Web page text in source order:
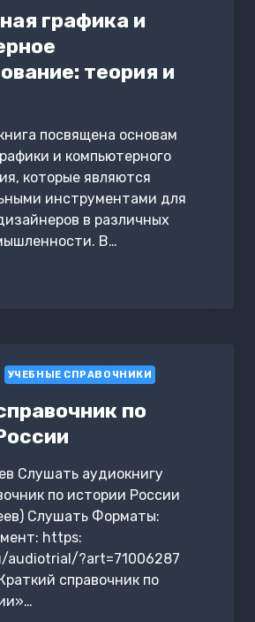
графика и
теория и
посвящена основам
и компьютерного
которые являются
инструментами для
в различных
В…
УЧЕБНЫЕ СПРАВОЧНИКИ
по
Слушать аудиокнигу
по истории России
Слушать Форматы:
https:
audiotrial/?art=71006287
справочник по